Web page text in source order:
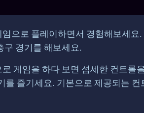
으로 플레이하면서 경험해보세
구 경기를 해보세요.
게임을 하다 보면 섬세한 컨트롤
즐기세요. 기본으로 제공되는